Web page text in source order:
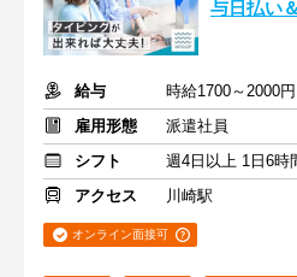
与日払い
給与
時給1700～2000
雇用形態
派遣社員
シフト
週4日以上 1日6時
アクセス
川崎駅
オンライン面接可